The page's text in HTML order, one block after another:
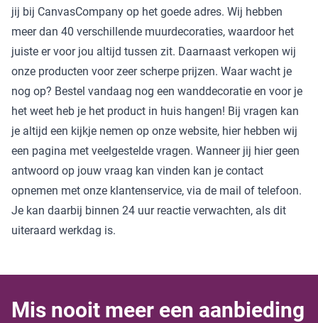
jij bij CanvasCompany op het goede adres. Wij hebben
meer dan 40 verschillende muurdecoraties, waardoor het
juiste er voor jou altijd tussen zit. Daarnaast verkopen wij
onze producten voor zeer scherpe prijzen. Waar wacht je
nog op? Bestel vandaag nog een wanddecoratie en voor je
het weet heb je het product in huis hangen! Bij vragen kan
je altijd een kijkje nemen op onze website, hier hebben wij
een pagina met veelgestelde vragen. Wanneer jij hier geen
antwoord op jouw vraag kan vinden kan je contact
opnemen met onze klantenservice, via de mail of telefoon.
Je kan daarbij binnen 24 uur reactie verwachten, als dit
uiteraard werkdag is.
Mis nooit meer een aanbieding